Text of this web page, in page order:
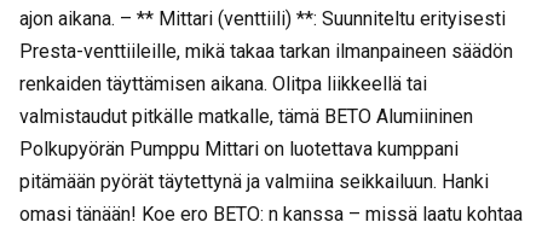
ajon aikana. – ** Mittari (venttiili) **: Suunniteltu erityisesti
Presta-venttiileille, mikä takaa tarkan ilmanpaineen säädön
renkaiden täyttämisen aikana. Olitpa liikkeellä tai
valmistaudut pitkälle matkalle, tämä BETO Alumiininen
Polkupyörän Pumppu Mittari on luotettava kumppani
pitämään pyörät täytettynä ja valmiina seikkailuun. Hanki
omasi tänään! Koe ero BETO: n kanssa – missä laatu kohtaa